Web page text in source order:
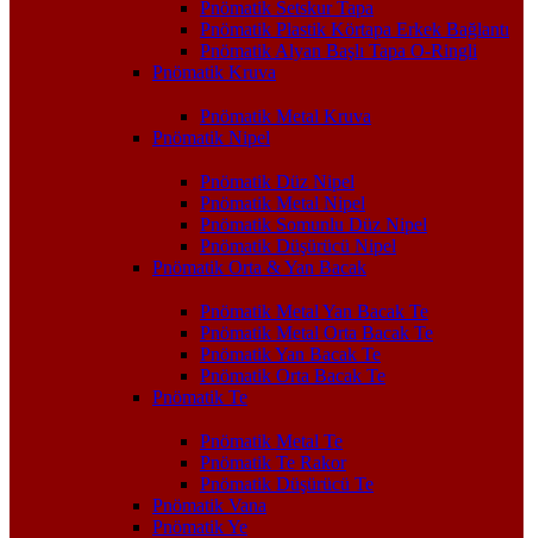
Pnömatik Setskur Tapa
Pnömatik Plastik Körtapa Erkek Bağlantı
Pnömatik Alyan Başlı Tapa O-Ringli
Pnömatik Kruva
Pnömatik Metal Kruva
Pnömatik Nipel
Pnömatik Düz Nipel
Pnömatik Metal Nipel
Pnömatik Somunlu Düz Nipel
Pnömatik Düşürücü Nipel
Pnömatik Orta & Yan Bacak
Pnömatik Metal Yan Bacak Te
Pnömatik Metal Orta Bacak Te
Pnömatik Yan Bacak Te
Pnömatik Orta Bacak Te
Pnömatik Te
Pnömatik Metal Te
Pnömatik Te Rakor
Pnömatik Düşürücü Te
Pnömatik Vana
Pnömatik Ye